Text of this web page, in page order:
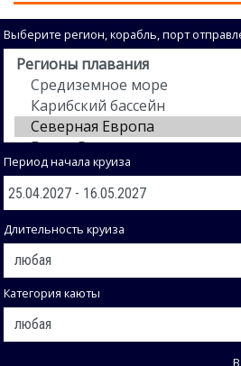
Выберите регион, корабль, порт
Период начала круиза
Длительность круиза
Категория каюты